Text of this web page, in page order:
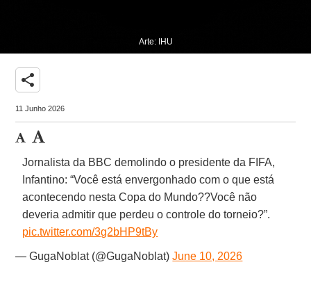
Arte: IHU
share
11 Junho 2026
Jornalista da BBC demolindo o presidente da FIFA,
Infantino: “Você está envergonhado com o que está
acontecendo nesta Copa do Mundo??Você não
deveria admitir que perdeu o controle do torneio?”.
pic.twitter.com/3g2bHP9tBy
— GugaNoblat (@GugaNoblat)June 10, 2026